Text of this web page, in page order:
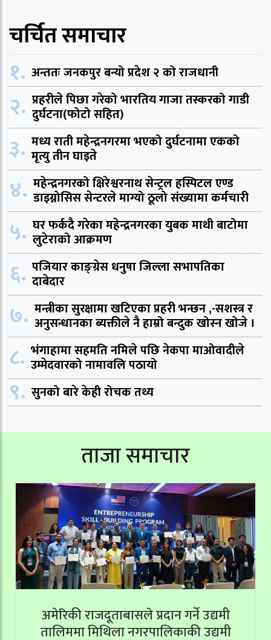
चर्चित समाचार
१. अन्ततः जनकपुर बन्यो प्रदेश २ को राजधानी
२. प्रहरीले पिछा गरेको भारतिय गाजा तस्करको गाडी
दुर्घटना(फोटो सहित)
३. मध्य राती महेन्द्रनगरमा भएको दुर्घटनामा एकको
मृत्यु तीन घाइते
४. महेन्द्रनगरको क्षिरेश्वरनाथ सेन्ट्रल हस्पिटल एण्ड
डाइग्नोसिस सेन्टरले माग्यो ठूलो संख्यामा कर्मचारी
५. घर फर्कदै गरेका महेन्द्रनगरका युबक माथी बाटोमा
लुटेराको आक्रमण
६. पजियार काङ्ग्रेस धनुषा जिल्ला सभापतिका
दाबेदार
७. मन्त्रीका सुरक्षामा खटिएका प्रहरी भन्छन ,-सशस्त्र र
अनुसन्धानका ब्यक्तीले नै हाम्रो बन्दुक खोस्न खोजे ।
८. भंगाहामा सहमति नमिले पछि नेकपा माओवादीले
उम्मेदवारको नामावलि पठायो
९. सुनको बारे केही रोचक तथ्य
ताजा समाचार
अमेरिकी राजदूताबासले प्रदान गर्ने उद्यमी
तालिममा मिथिला नगरपालिकाकी उद्यमी